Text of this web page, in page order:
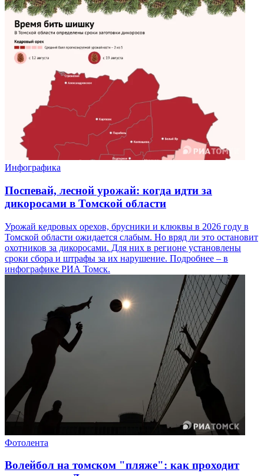
Инфографика
Поспевай, лесной урожай: когда идти за
дикоросами в Томской области
Урожай кедровых орехов, брусники и клюквы в 2026 году в
Томской области ожидается слабым. Но вряд ли это остановит
охотников за дикоросами. Для них в регионе установлены
сроки сбора и штрафы за их нарушение. Подробнее – в
инфографике РИА Томск.
Фотолента
Волейбол на томском "пляже": как проходит